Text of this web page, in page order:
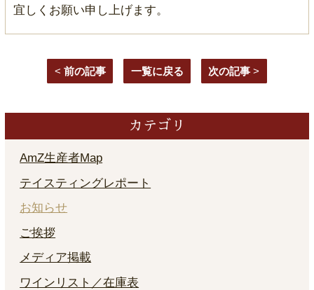
宜しくお願い申し上げます。
< 前の記事 一覧に戻る 次の記事 >
カテゴリ
AmZ生産者Map
テイスティングレポート
お知らせ
ご挨拶
メディア掲載
ワインリスト／在庫表